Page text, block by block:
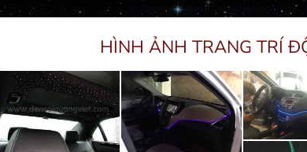
HÌNH ẢNH TRANG TRÍ